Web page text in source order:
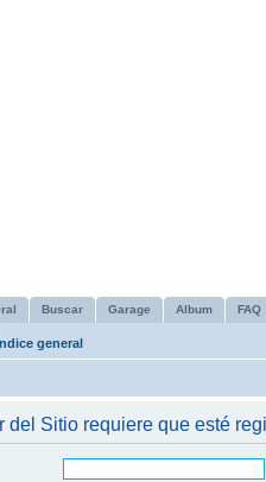
Buscar Garage Album FAQ
general
del Sitio requiere que esté